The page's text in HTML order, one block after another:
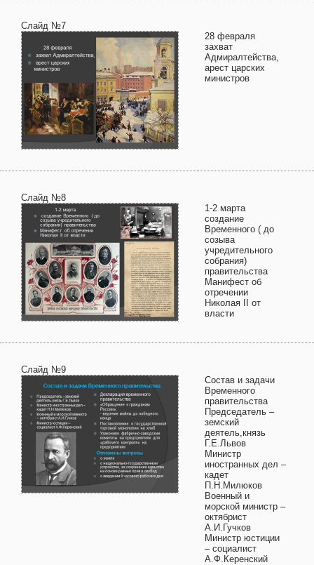
Слайд №7
28 февраля
захват
Адмиралтейства,
арест царских
министров
Слайд №8
1-2 марта
создание
Временного ( до
созыва
учредительного
собрания)
правительства
Манифест об
отречении
Николая II от
власти
Слайд №9
Состав и задачи
Временного
правительства
Председатель –
земский
деятель,князь
Г.Е.Львов
Министр
иностранных дел –
кадет
П.Н.Милюков
Военный и
морской министр –
октябрист
А.И.Гучков
Министр юстиции
– социалист
А.Ф.Керенский